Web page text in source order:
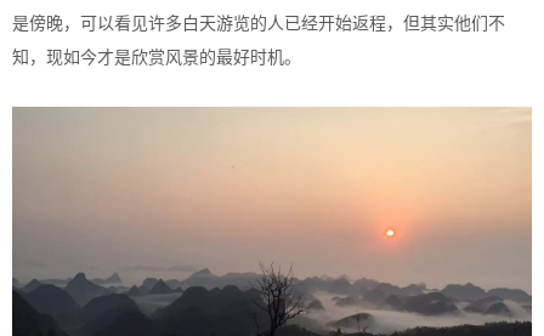
是傍晚，可以看见许多白天游览的人已经开始返程，但其实他们不
知，现如今才是欣赏风景的最好时机。